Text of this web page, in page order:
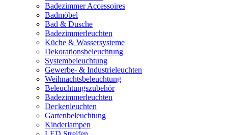
Badezimmer Accessoires
Badmöbel
Bad & Dusche
Badezimmerleuchten
Küche & Wassersysteme
Dekorationsbeleuchtung
Systembeleuchtung
Gewerbe- & Industrieleuchten
Weihnachtsbeleuchtung
Beleuchtungszubehör
Badezimmerleuchten
Deckenleuchten
Gartenbeleuchtung
Kinderlampen